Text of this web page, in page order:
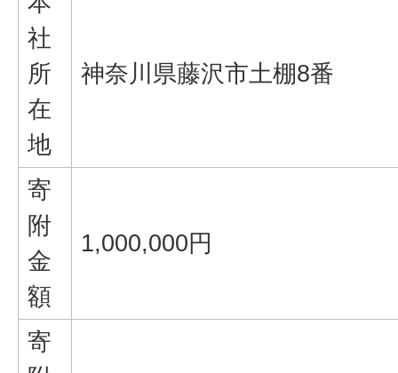
社
所
在
地
神奈川県藤沢市土棚8番
寄
附
金
額
1,000,000円
寄